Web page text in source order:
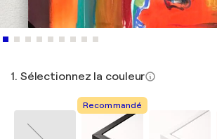
1. Sélectionnez la couleur
Recommandé